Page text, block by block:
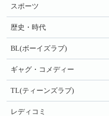
スポーツ
歴史・時代
BL(ボーイズラブ)
ギャグ・コメディー
TL(ティーンズラブ)
レディコミ